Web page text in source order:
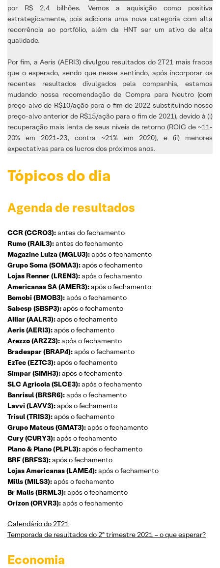
por R$ 2,4 bilhões. Vemos a aquisição como positiva
estrategicamente, pois adiciona uma nova categoria com alta
recorrência ao portfólio, além da HNT ser um ativo de alta
qualidade.
Por fim, a Aeris (AERI3) divulgou resultados do 2T21 mais fracos
que o esperado, sendo que nesse sentindo, após incorporar os
recentes resultados divulgados pela companhia, estamos
mudando nossa recomendação de Compra para Neutro (com
preço-alvo de R$10/ação para o fim de 2022 substituindo nosso
preço-alvo anterior de R$15/ação para o fim de 2021), devido à (i)
recuperação mais lenta de seus níveis de retorno (ROIC de ~11-
20% em 2021-23, contra ~21% em 2020), e (ii) menores
expectativas para os lucros dos próximos anos.
Tópicos do dia
Agenda de resultados
CCR (CCRO3):antes do fechamento
Rumo (RAIL3):antes do fechamento
Magazine Luiza (MGLU3):após o fechamento
Grupo Soma (SOMA3):após o fechamento
Lojas Renner (LREN3):após o fechamento
Americanas SA (AMER3):após o fechamento
Bemobi (BMOB3):após o fechamento
Sabesp (SBSP3):após o fechamento
Alliar (AALR3):após o fechamento
Aeris (AERI3):após o fechamento
Arezzo (ARZZ3):após o fechamento
Bradespar (BRAP4):após o fechamento
EzTec (EZTC3):após o fechamento
Simpar (SIMH3):após o fechamento
SLC Agricola (SLCE3):após o fechamento
Banrisul (BRSR6):após o fechamento
Lavvi (LAVV3):após o fechamento
Trisul (TRIS3):após o fechamento
Grupo Mateus (GMAT3):após o fechamento
Cury (CURY3):após o fechamento
Plano & Plano (PLPL3):após o fechamento
BRF (BRFS3):após o fechamento
Lojas Americanas (LAME4):após o fechamento
Mills (MILS3):após o fechamento
Br Malls (BRML3):após o fechamento
Orizon (ORVR3):após o fechamento
Calendário do 2T21
Temporada de resultados do 2º trimestre 2021 – o que esperar?
Economia